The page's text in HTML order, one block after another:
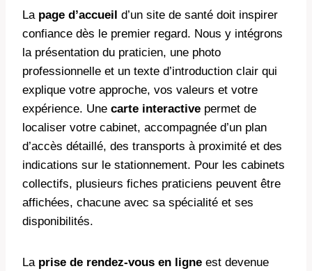
La page d’accueil d’un site de santé doit inspirer
confiance dès le premier regard. Nous y intégrons
la présentation du praticien, une photo
professionnelle et un texte d’introduction clair qui
explique votre approche, vos valeurs et votre
expérience. Une carte interactive permet de
localiser votre cabinet, accompagnée d’un plan
d’accès détaillé, des transports à proximité et des
indications sur le stationnement. Pour les cabinets
collectifs, plusieurs fiches praticiens peuvent être
affichées, chacune avec sa spécialité et ses
disponibilités.
La prise de rendez-vous en ligne est devenue